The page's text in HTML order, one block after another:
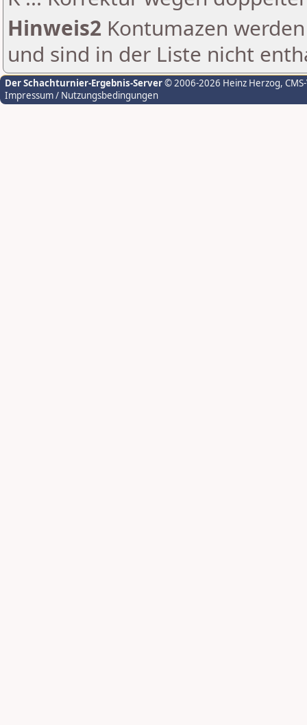
Hinweis2 Kontumazen
und sind in der Liste nicht
Der Schachturnier-Ergebnis-Server© 2006-2026 Heinz Herzog,
Impressum / Nutzungsbedingungen